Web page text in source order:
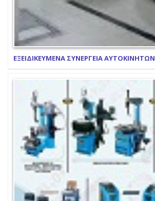
ΕΞΕΙΔΙΚΕΥΜΕΝΑ ΣΥΝΕΡΓΕΙΑ ΑΥΤΟΚΙΝΗΤΩΝ